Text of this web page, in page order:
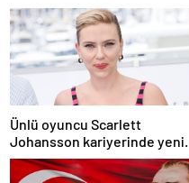
Ünlü oyuncu Scarlett
Johansson kariyerinde yeni
bir sayfa açıyor: Yönettiği ilk
film Cannes’da